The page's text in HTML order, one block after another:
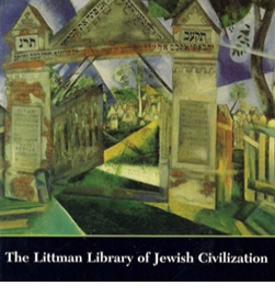
הנחת אתר ספר מודפס
$42
$38